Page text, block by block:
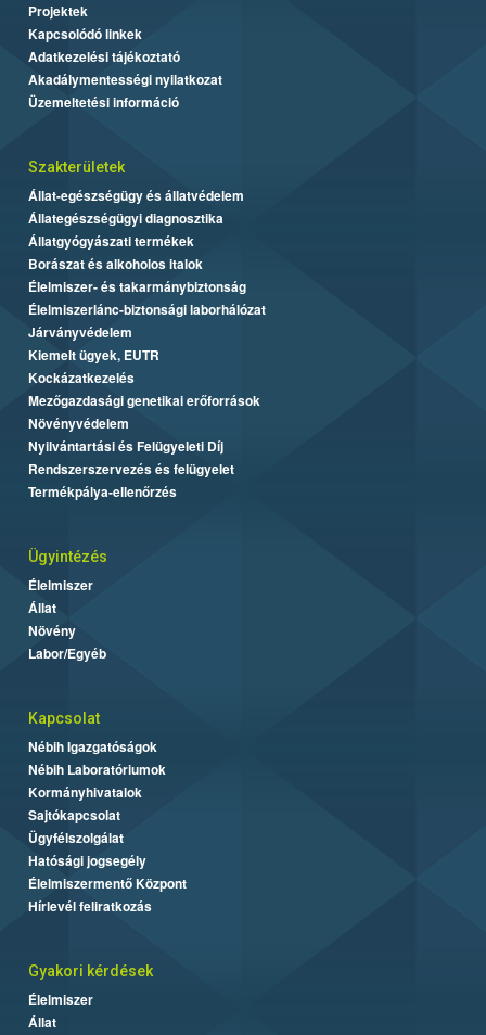
Projektek
Kapcsolódó linkek
Adatkezelési tájékoztató
Akadálymentességi nyilatkozat
Üzemeltetési információ
Szakterületek
Állat-egészségügy és állatvédelem
Állategészségügyi diagnosztika
Állatgyógyászati termékek
Borászat és alkoholos italok
Élelmiszer- és takarmánybiztonság
Élelmiszerlánc-biztonsági laborhálózat
Járványvédelem
Kiemelt ügyek, EUTR
Kockázatkezelés
Mezőgazdasági genetikai erőforrások
Növényvédelem
Nyilvántartási és Felügyeleti Díj
Rendszerszervezés és felügyelet
Termékpálya-ellenőrzés
Ügyintézés
Élelmiszer
Állat
Növény
Labor/Egyéb
Kapcsolat
Nébih Igazgatóságok
Nébih Laboratóriumok
Kormányhivatalok
Sajtókapcsolat
Ügyfélszolgálat
Hatósági jogsegély
Élelmiszermentő Központ
Hírlevél feliratkozás
Gyakori kérdések
Élelmiszer
Állat